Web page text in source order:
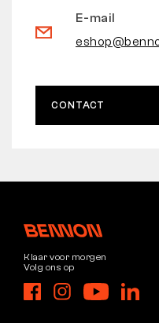
E-mail
CONTACT
Klaar voor morgen
Volg ons op